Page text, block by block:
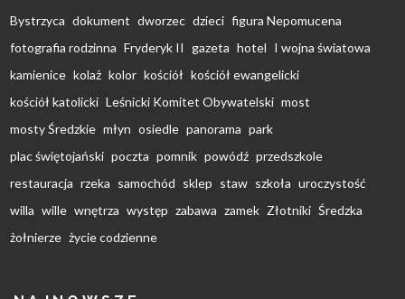
Bystrzyca dokument dworzec dzieci figura Nepomucena
fotografia rodzinna Fryderyk II gazeta hotel I wojna światowa
kamienice kolaż kolor kościół kościół ewangelicki
kościół katolicki Leśnicki Komitet Obywatelski most
mosty Średzkie młyn osiedle panorama park
plac świętojański poczta pomnik powódź przedszkole
restauracja rzeka samochód sklep staw szkoła uroczystość
willa wille wnętrza występ zabawa zamek Złotniki Średzka
żołnierze życie codzienne